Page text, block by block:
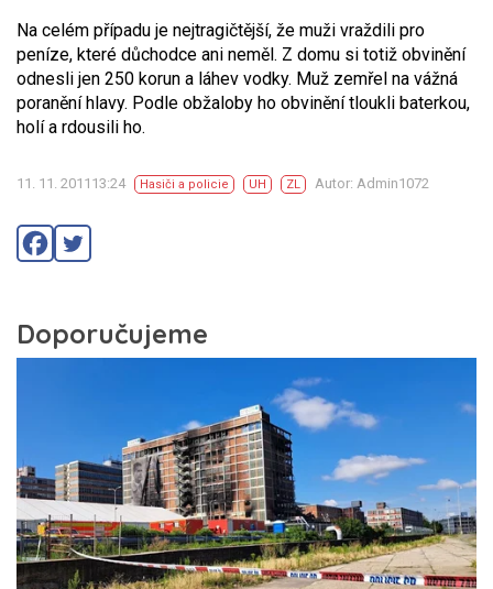
Na celém případu je nejtragičtější, že muži vraždili pro
peníze, které důchodce ani neměl. Z domu si totiž obvinění
odnesli jen 250 korun a láhev vodky. Muž zemřel na vážná
poranění hlavy. Podle obžaloby ho obvinění tloukli baterkou,
holí a rdousili ho.
11. 11. 201113:24 Hasiči a policie UH ZL Autor: Admin1072